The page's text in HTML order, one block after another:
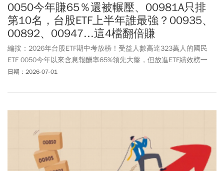
0050今年賺65％還被輾壓、00981A只排
第10名，台股ETF上半年誰最強？00935、
00892、00947...這4檔翻倍賺
編按：2026年台股ETF期中考放榜！受益人數高達323萬人的國民
ETF 0050今年以來含息報酬率65%領先大盤，但放進ETF績效榜一
看，竟然還落後一票ETF？主題型ETF 00913在5月時績效就已破百站
表現竄出。你手上的ETF，是最會漲的那一檔嗎？ 0050、00981A、
00991A、00919、00878、0056，這些人氣ETF的排名究竟在哪？
本文整理市值型、高股息、主動式ETF上半年績效排名，一次看懂誰
是最大贏家。
日期：2026-07-01